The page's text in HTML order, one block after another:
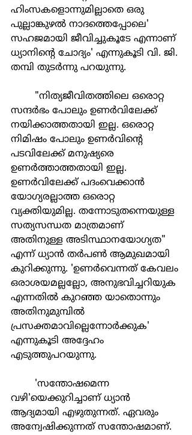
ഹിംസകളൊന്നുമില്ലാതെ ഒരു
പുല്ലാങ്കുഴല്‍ നാദത്തെപ്പോലെ'
സഹജമായി ജീവിച്ചുകൂടേ എന്നാണ്
ധ്യാനിന്‍റെ ചോദ്യം' എന്നുകൂടി വി. ജി.
തമ്പി തുടര്‍ന്നു പറയുന്നു.
സന്ദര്‍ഭം പോലും ഉണര്‍വിലേക്ക്
നയിക്കാത്തതായി ഇല്ല. ഒരൊറ്റ
നിമിഷം പോലും ഉണര്‍വിന്‍റെ
പടവിലേക്ക് മനുഷ്യരെ
ഉണര്‍ത്താത്തതായി ഇല്ല.
ഉണര്‍വിലേക്ക് പദംവെക്കാന്‍
യോഗ്യരല്ലാത്ത ഒരൊറ്റ
വ്യക്തിയുമില്ല. തന്നോടുതന്നെയുള്ള
സത്യസന്ധത മാത്രമാണ്
അതിനുള്ള അടിസ്ഥാനയോഗ്യത"
എന്ന് ധ്യാന്‍ തര്‍പണ്‍ ആമുഖമായി
കുറിക്കുന്നു. 'ഉണര്‍വെന്നത് കേവലം
ഒരാശയമല്ലല്ലോ, അനുഭവിച്ചറിയുക
എന്നതില്‍ കുറഞ്ഞ യാതൊന്നും
അതിനുമുമ്പില്‍
പ്രസക്തമാവില്ലെന്നോര്‍ക്കുക'
എന്നുകൂടി അദ്ദേഹം
എടുത്തുപറയുന്നു.
വഴി'യെക്കുറിച്ചാണ് ധ്യാന്‍
ആദ്യമായി എഴുതുന്നത്. ഏവരും
അന്വേഷിക്കുന്നത് സന്തോഷമാണ്.